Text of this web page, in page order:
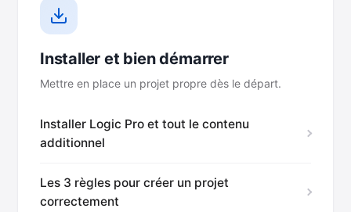
Installer et bien démarrer
Mettre en place un projet propre dès le départ.
Installer Logic Pro et tout le contenu
additionnel
Les 3 règles pour créer un projet
correctement